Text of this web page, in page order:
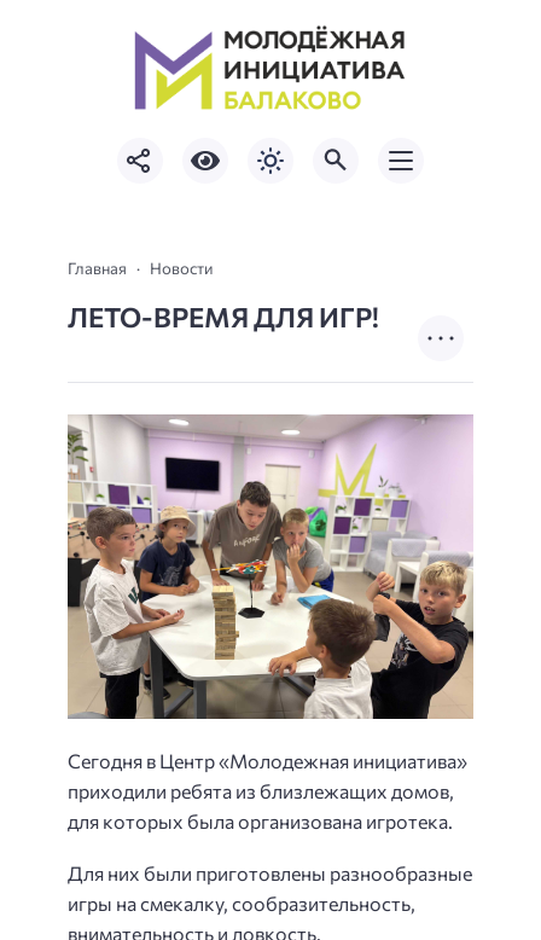
Главная Новости
ЛЕТО-ВРЕМЯ ДЛЯ ИГР!
Сегодня в Центр «Молодежная инициатива»
приходили ребята из близлежащих домов,
для которых была организована игротека.
Для них были приготовлены разнообразные
игры на смекалку, сообразительность,
внимательность и ловкость.